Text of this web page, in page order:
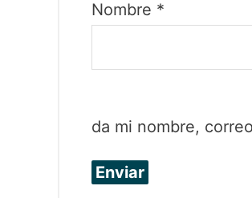
Nombre *
da mi nombre,